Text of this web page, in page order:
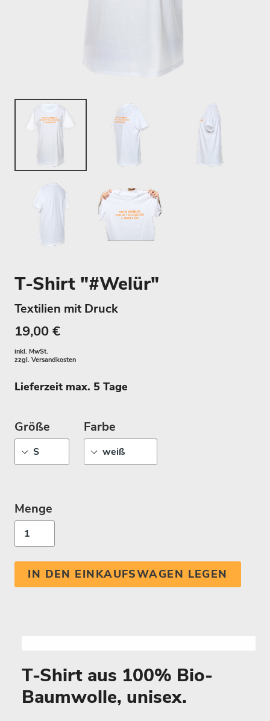
T-Shirt "#Welür"
Textilien mit Druck
19,00 €
inkl. MwSt.
zzgl. Versandkosten
Lieferzeit max. 5 Tage
Größe Farbe
Menge
IN DEN EINKAUFSWAGEN LEGEN
T-Shirt aus 100% Bio-
Baumwolle, unisex.